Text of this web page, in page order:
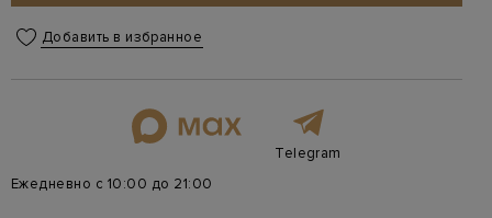
Добавить в избранное
Telegram
Ежедневно с 10:00 до 21:00